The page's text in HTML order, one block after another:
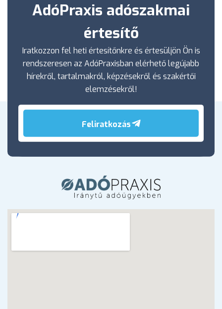
AdóPraxis adószakmai
értesítő
Iratkozzon fel heti értesítőnkre és értesüljön Ön is
rendszeresen az AdóPraxisban elérhető legújabb
hírekről, tartalmakról, képzésekről és szakértői
elemzésekről!
Feliratkozás